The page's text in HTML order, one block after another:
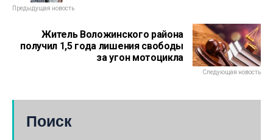
Предыдущая новость
Житель Воложинского района
получил 1,5 года лишения свободы
за угон мотоцикла
Следующая новость
Поиск